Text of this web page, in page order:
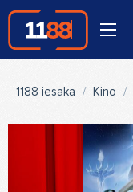
1188 iesaka Kino